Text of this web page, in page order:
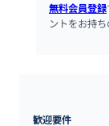
無料会員登録
ントをお持
歓迎要件